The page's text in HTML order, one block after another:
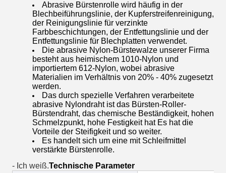
Abrasive Bürstenrolle wird häufig in der
Blechbeiführungslinie, der Kupferstreifenreinigung,
der Reinigungslinie für verzinkte
Farbbeschichtungen, der Entfettungslinie und der
Entfettungslinie für Blechplatten verwendet.
Die abrasive Nylon-Bürstewalze unserer Firma
besteht aus heimischem 1010-Nylon und
importiertem 612-Nylon, wobei abrasive
Materialien im Verhältnis von 20% - 40% zugesetzt
werden.
Das durch spezielle Verfahren verarbeitete
abrasive Nylondraht ist das Bürsten-Roller-
Bürstendraht, das chemische Beständigkeit, hohen
Schmelzpunkt, hohe Festigkeit hat Es hat die
Vorteile der Steifigkeit und so weiter.
Es handelt sich um eine mit Schleifmittel
verstärkte Bürstenrolle.
- Ich weiß.Technische Parameter